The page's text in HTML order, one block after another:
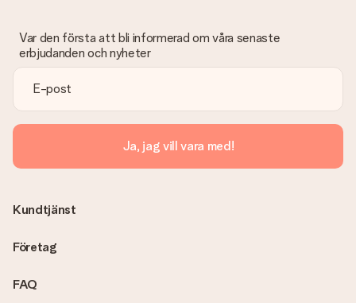
Var den första att bli informerad om våra senaste
erbjudanden och nyheter
Ja, jag vill vara med!
FAQ
Kundtjänst
Företag